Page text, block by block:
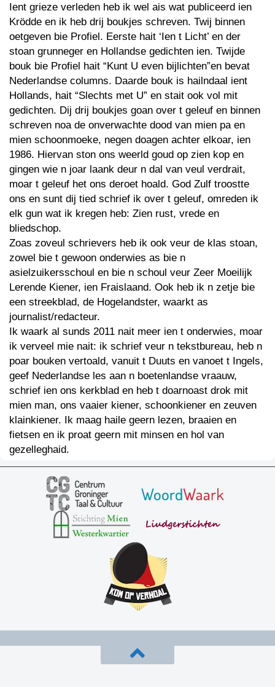
Ient grieze verleden heb ik wel ais wat publiceerd ien
Krödde en ik heb drij boukjes schreven. Twij binnen
oetgeven bie Profiel. Eerste hait ‘Ien t Licht’ en der
stoan grunneger en Hollandse gedichten ien. Twijde
bouk bie Profiel hait “Kunt U even bijlichten”en bevat
Nederlandse columns. Daarde bouk is hailndaal ient
Hollands, hait “Slechts met U” en stait ook vol mit
gedichten. Dij drij boukjes goan over t geleuf en binnen
schreven noa de onverwachte dood van mien pa en
mien schoonmoeke, negen doagen achter elkoar, ien
1986. Hiervan ston ons weerld goud op zien kop en
gingen wie n joar laank deur n dal van veul verdrait,
moar t geleuf het ons deroet hoald. God Zulf troostte
ons en sunt dij tied schrief ik over t geleuf, omreden ik
elk gun wat ik kregen heb: Zien rust, vrede en
bliedschop.
Zoas zoveul schrievers heb ik ook veur de klas stoan,
zowel bie t gewoon onderwies as bie n
asielzuikersschoul en bie n schoul veur Zeer Moeilijk
Lerende Kiener, ien Fraislaand. Ook heb ik n zetje bie
een streekblad, de Hogelandster, waarkt as
journalist/redacteur.
Ik waark al sunds 2011 nait meer ien t onderwies, moar
ik verveel mie nait: ik schrief veur n tekstbureau, heb n
poar bouken vertoald, vanuit t Duuts en vanoet t Ingels,
geef Nederlandse les aan n boetenlandse vraauw,
schrief ien ons kerkblad en heb t doarnoast drok mit
mien man, ons vaaier kiener, schoonkiener en zeuven
klainkiener. Ik maag haile geern lezen, braaien en
fietsen en ik proat geern mit minsen en hol van
gezelleghaid.